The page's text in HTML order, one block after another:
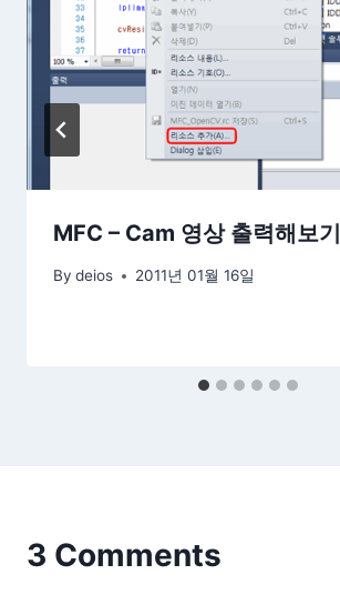
MFC – Cam 영상 출력해보기
By deios 2011년 01월 16일
3 Comments